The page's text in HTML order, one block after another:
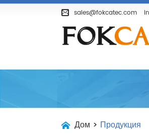
sales@fokcatec.com
Дом
Дом > Продукция